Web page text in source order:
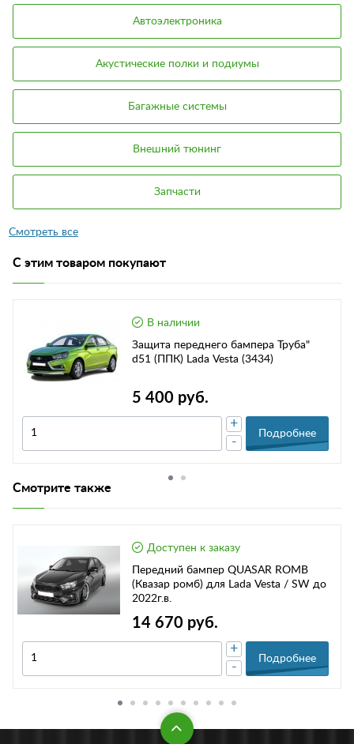
Автоэлектроника
Акустические полки и подиумы
Багажные системы
Внешний тюнинг
Запчасти
С этим товаром покупают
В наличии
Защита переднего бампера Труба"
d51 (ППК) Lada Vesta (3434)
5 400 руб.
-
+
Подробнее
Смотрите также
Доступен к заказу
Передний бампер QUASAR ROMB
(Квазар ромб) для Lada Vesta / SW до
2022г.в.
14 670 руб.
-
+
Подробнее